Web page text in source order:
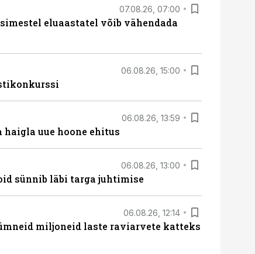
07.08.26, 07:00
eluaastatel võib vähendada
06.08.26, 15:00
06.08.26, 13:59
haigla uue hoone ehitus
06.08.26, 13:00
sünnib läbi targa juhtimise
06.08.26, 12:14
miljoneid laste raviarvete katteks